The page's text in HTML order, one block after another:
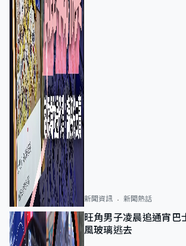
新聞資訊 新聞熱話
旺角男子凌晨追通宵
風玻璃逃去